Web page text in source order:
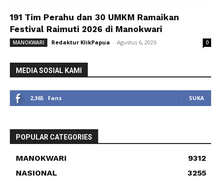
191 Tim Perahu dan 30 UMKM Ramaikan
Festival Raimuti 2026 di Manokwari
MANOKWARI Redaktur KlikPapua - Agustus 6, 2026 0
MEDIA SOSIAL KAMI
2,365 Fans SUKA
POPULAR CATEGORIES
MANOKWARI
9312
NASIONAL
3255